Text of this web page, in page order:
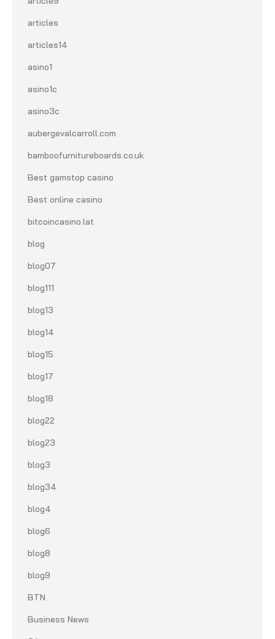
articles
articles14
asino1
asino1c
asino3c
aubergevalcarroll.com
bamboofurnitureboards.co.uk
Best gamstop casino
Best online casino
bitcoincasino.lat
blog
blog07
blog111
blog13
blog14
blog15
blog17
blog18
blog22
blog23
blog3
blog34
blog4
blog6
blog8
blog9
BTN
Business News